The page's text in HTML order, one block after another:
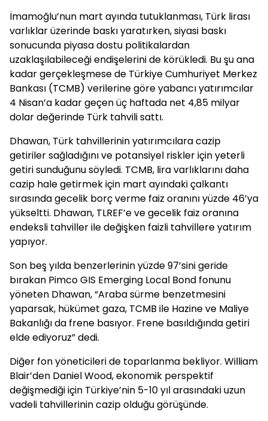
İmamoğlu’nun mart ayında tutuklanması, Türk lirası
varlıklar üzerinde baskı yaratırken, siyasi baskı
sonucunda piyasa dostu politikalardan
uzaklaşılabileceği endişelerini de körükledi. Bu şu ana
kadar gerçekleşmese de Türkiye Cumhuriyet Merkez
Bankası (TCMB) verilerine göre yabancı yatırımcılar
4 Nisan’a kadar geçen üç haftada net 4,85 milyar
dolar değerinde Türk tahvili sattı.
Dhawan, Türk tahvillerinin yatırımcılara cazip
getiriler sağladığını ve potansiyel riskler için yeterli
getiri sunduğunu söyledi. TCMB, lira varlıklarını daha
cazip hale getirmek için mart ayındaki çalkantı
sırasında gecelik borç verme faiz oranını yüzde 46’ya
yükseltti. Dhawan, TLREF’e ve gecelik faiz oranına
endeksli tahviller ile değişken faizli tahvillere yatırım
yapıyor.
Son beş yılda benzerlerinin yüzde 97’sini geride
bırakan Pimco GIS Emerging Local Bond fonunu
yöneten Dhawan, “Araba sürme benzetmesini
yaparsak, hükümet gaza, TCMB ile Hazine ve Maliye
Bakanlığı da frene basıyor. Frene basıldığında getiri
elde ediyoruz” dedi.
Diğer fon yöneticileri de toparlanma bekliyor. William
Blair’den Daniel Wood, ekonomik perspektif
değişmediği için Türkiye’nin 5-10 yıl arasındaki uzun
vadeli tahvillerinin cazip olduğu görüşünde.